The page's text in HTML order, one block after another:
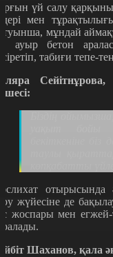
үй салу қарқыны
мен
мұндай
ауыр бетон
табиғи тепе-
отырысында
жүйесіне де
жоспары мен егжей-
Шаханов, қала